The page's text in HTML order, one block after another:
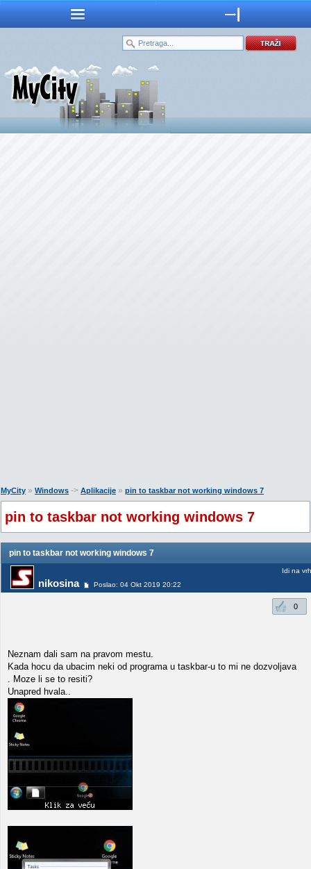
MyCity » Windows -> Aplikacije » pin to taskbar not working windows 7
pin to taskbar not working windows 7
pin to taskbar not working windows 7
nikosina Poslao: 04 Okt 2019 20:22
Idi na vrh
0
Neznam dali sam na pravom mestu.
Kada hocu da ubacim neki od programa u taskbar-u to mi ne dozvoljava
. Moze li se to resiti?
Unapred hvala..